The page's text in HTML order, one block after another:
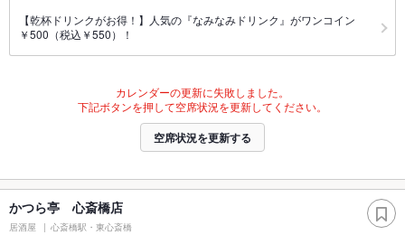
【乾杯ドリンクがお得！】人気の『なみなみドリンク』がワンコイン
￥500（税込￥550）！
カレンダーの更新に失敗しました。
下記ボタンを押して空席状況を更新してください。
空席状況を更新する
かつら亭 心斎橋店
居酒屋 心斎橋駅・東心斎橋